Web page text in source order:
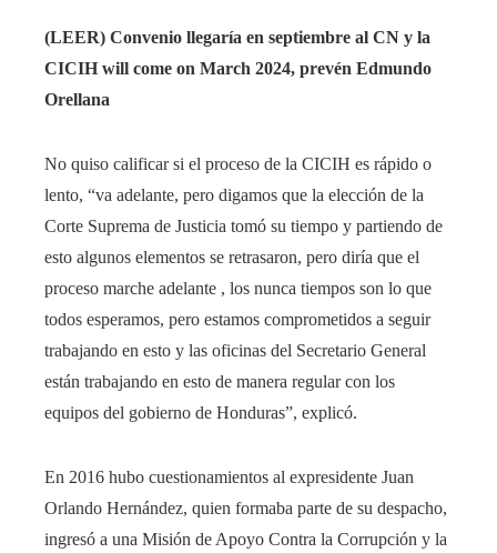
(LEER) Convenio llegaría en septiembre al CN y la
CICIH will come on March 2024, prevén Edmundo
Orellana
No quiso calificar si el proceso de la CICIH es rápido o
lento, “va adelante, pero digamos que la elección de la
Corte Suprema de Justicia tomó su tiempo y partiendo de
esto algunos elementos se retrasaron, pero diría que el
proceso marche adelante , los nunca tiempos son lo que
todos esperamos, pero estamos comprometidos a seguir
trabajando en esto y las oficinas del Secretario General
están trabajando en esto de manera regular con los
equipos del gobierno de Honduras”, explicó.
En 2016 hubo cuestionamientos al expresidente Juan
Orlando Hernández, quien formaba parte de su despacho,
ingresó a una Misión de Apoyo Contra la Corrupción y la